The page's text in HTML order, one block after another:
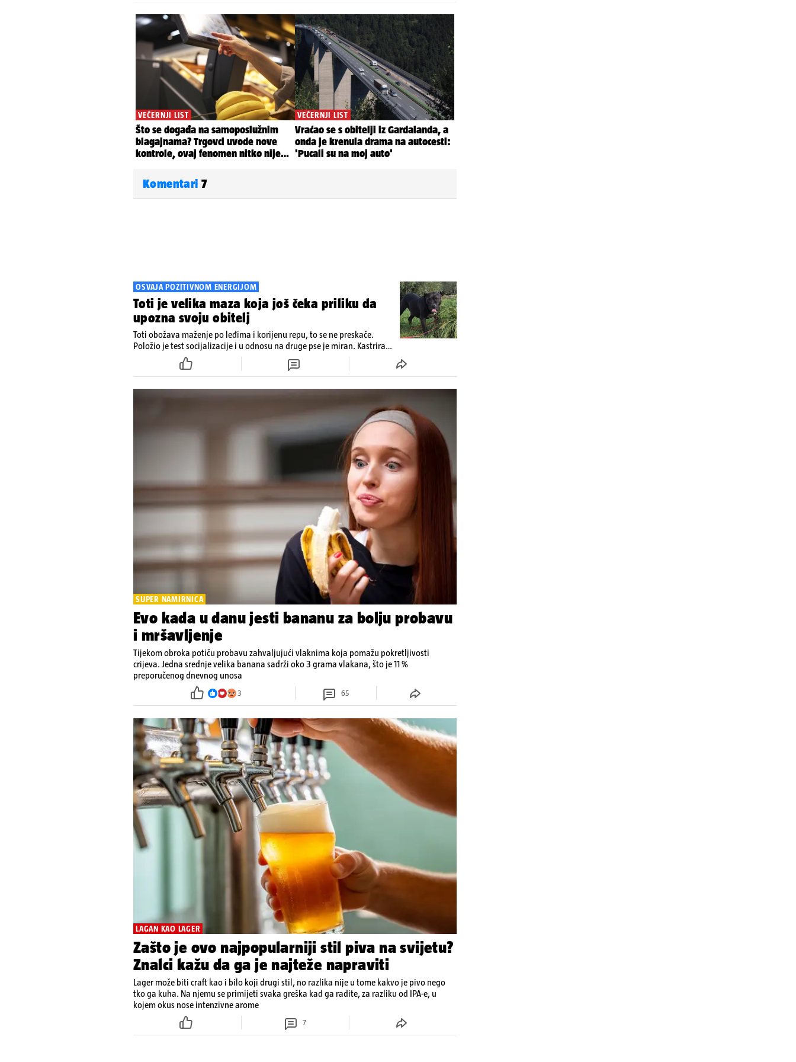
Komentari 7
OSVAJA POZITIVNOM ENERGIJOM
Toti je velika maza koja još čeka priliku da
upozna svoju obitelj
Toti obožava maženje po leđima i korijenu repu, to se ne preskače.
Položio je test socijalizacije i u odnosu na druge pse je miran. Kastriran
je i cijepljen protiv virusnih zaraznih bolesti
SUPER NAMIRNICA
Evo kada u danu jesti bananu za bolju probavu
i mršavljenje
Tijekom obroka potiču probavu zahvaljujući vlaknima koja pomažu pokretljivosti
crijeva. Jedna srednje velika banana sadrži oko 3 grama vlakana, što je 11 %
preporučenog dnevnog unosa
3 65
LAGAN KAO LAGER
Zašto je ovo najpopularniji stil piva na svijetu?
Znalci kažu da ga je najteže napraviti
Lager može biti craft kao i bilo koji drugi stil, no razlika nije u tome kakvo je pivo nego
tko ga kuha. Na njemu se primijeti svaka greška kad ga radite, za razliku od IPA-e, u
kojem okus nose intenzivne arome
7